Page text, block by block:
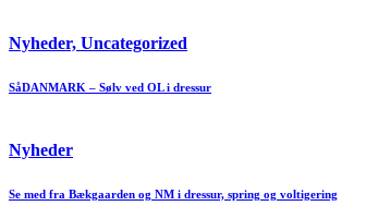
Nyheder, Uncategorized
SåDANMARK – Sølv ved OL i dressur
Nyheder
Se med fra Bækgaarden og NM i dressur, spring og voltigering